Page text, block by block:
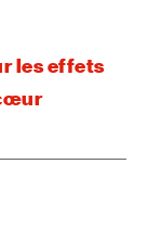
les effets